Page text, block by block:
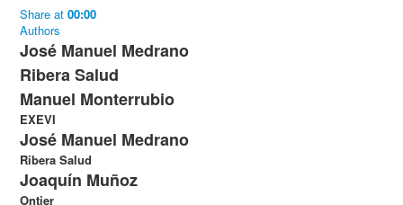
Share at 00:00
Authors
José Manuel Medrano
Ribera Salud
Manuel Monterrubio
EXEVI
José Manuel Medrano
Ribera Salud
Joaquín Muñoz
Ontier